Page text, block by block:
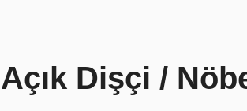
Dişçi /